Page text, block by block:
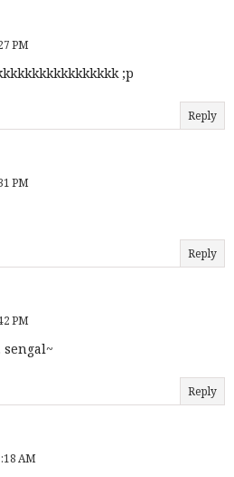
PM
;p
Reply
PM
Reply
PM
sengal~
Reply
AM